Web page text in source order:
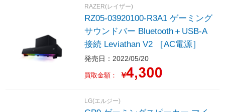
RAZER(レイザー)
RZ05-03920100-R3A1 ゲーミング
サウンドバー Bluetooth＋USB-A
接続 Leviathan V2 ［AC電源］
発売日：2022/05/20
買取金額： ￥
LG(エルジー)